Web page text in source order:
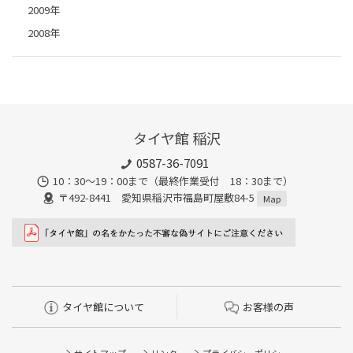
2009年
2008年
タイヤ館 稲沢
0587-36-7091
10：30～19：00まで（最終作業受付 18：30まで）
〒492-8441 愛知県稲沢市福島町屋敷84-5
Map
タイヤ館について お客様の声